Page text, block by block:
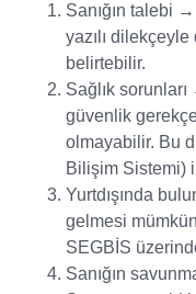
Sanığın talebi
yazılı
belirtebilir.
Sağlık
güvenlik
olmayabilir. Bu
Bilişim Sistemi)
Yurtdışında
gelmesi
SEGBİS
Sanığın